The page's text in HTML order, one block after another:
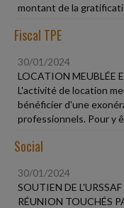
montant de la
Fiscal TPE
30/01/2024
LOCATION MEUBLÉE
L'activité de location
bénéficier d'une
professionnels. Pour y
Social
30/01/2024
SOUTIEN DE
RÉUNION TOUCHÉS